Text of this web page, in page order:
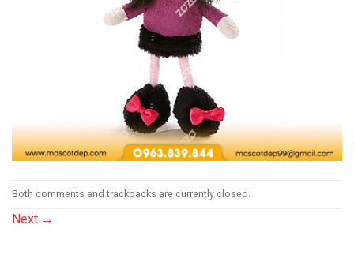
Both comments and trackbacks are currently closed.
Next →